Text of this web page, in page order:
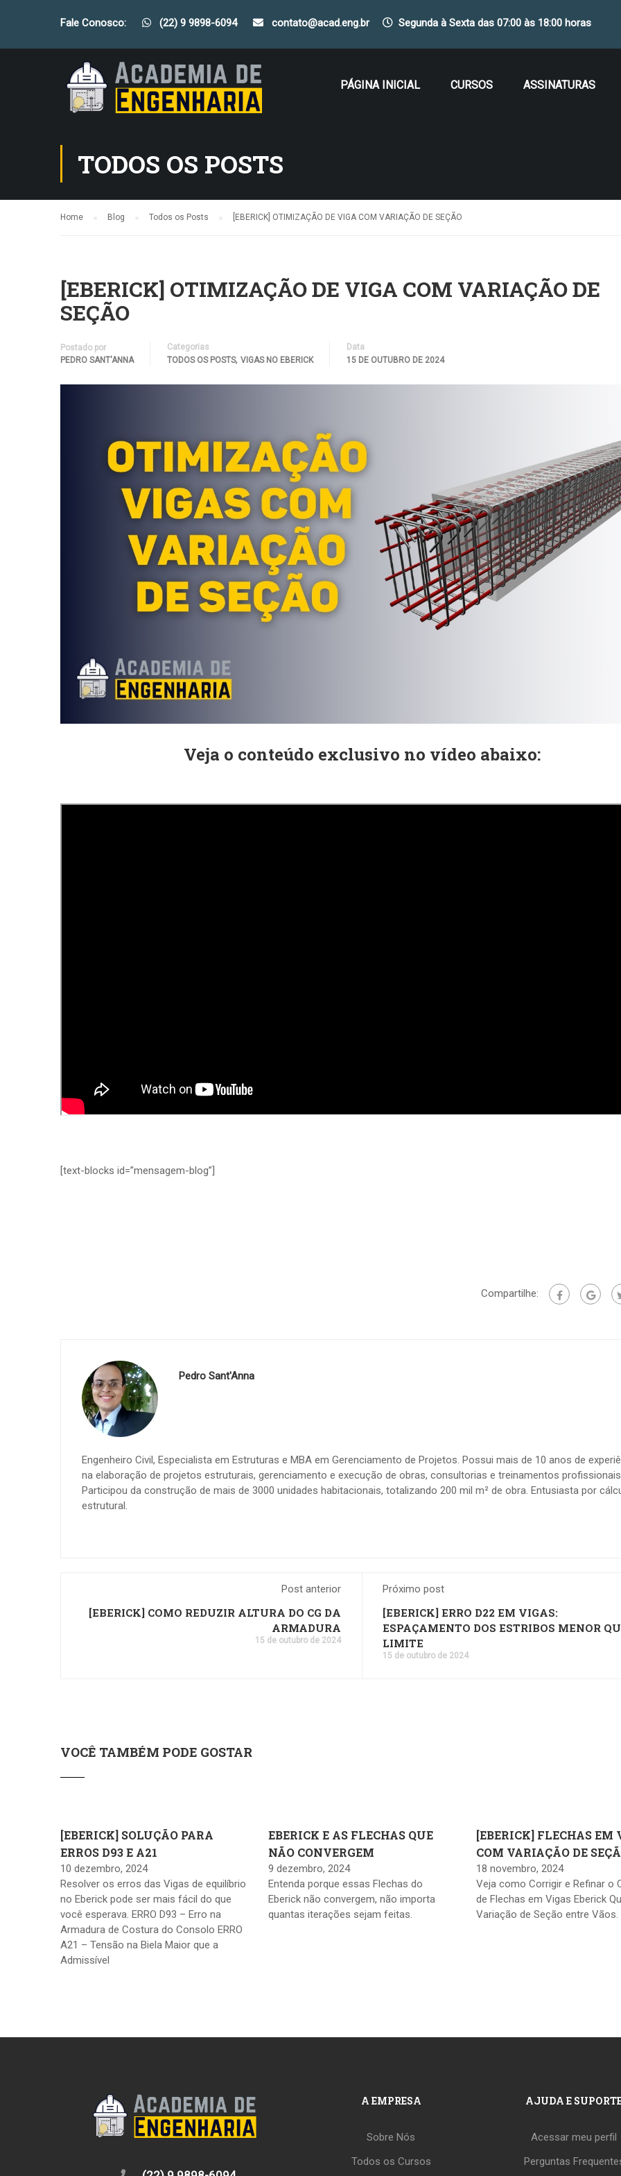
Fale Conosco: (22) 9 9898-6094 contato@acad.eng.br Segunda à Sexta das 07:00 às 18:00 horas
PÁGINA INICIAL CURSOS ASSINATURAS
TODOS OS POSTS
Home Blog Todos os Posts [EBERICK] OTIMIZAÇÃO DE VIGA COM VARIAÇÃO DE SEÇÃO
[EBERICK] OTIMIZAÇÃO DE VIGA COM VARIAÇÃO DE
SEÇÃO
Postado por
PEDRO SANT'ANNA
Categorias
TODOS OS POSTS, VIGAS NO EBERICK
Data
15 DE OUTUBRO DE 2024
Veja o conteúdo exclusivo no vídeo abaixo:
[text-blocks id=”mensagem-blog”]
Compartilhe:
Pedro Sant'Anna
Engenheiro Civil, Especialista em Estruturas e MBA em Gerenciamento de Projetos. Possui mais de 10 anos de
na elaboração de projetos estruturais, gerenciamento e execução de obras, consultorias e treinamentos
Participou da construção de mais de 3000 unidades habitacionais, totalizando 200 mil m² de obra. Entusiasta por
estrutural.
Post anterior
[EBERICK] COMO REDUZIR ALTURA DO CG DA
ARMADURA
15 de outubro de 2024
Próximo post
[EBERICK] ERRO D22 EM VIGAS:
ESPAÇAMENTO DOS ESTRIBOS MENOR
LIMITE
15 de outubro de 2024
VOCÊ TAMBÉM PODE GOSTAR
[EBERICK] SOLUÇÃO PARA
ERROS D93 E A21
10 dezembro, 2024
Resolver os erros das Vigas de equilíbrio
no Eberick pode ser mais fácil do que
você esperava. ERRO D93 – Erro na
Armadura de Costura do Consolo ERRO
A21 – Tensão na Biela Maior que a
Admissível
EBERICK E AS FLECHAS QUE
NÃO CONVERGEM
9 dezembro, 2024
Entenda porque essas Flechas do
Eberick não convergem, não importa
quantas iterações sejam feitas.
[EBERICK] FLECHAS EM
COM VARIAÇÃO DE
18 novembro, 2024
Veja como Corrigir e Refinar o
de Flechas em Vigas Eberick
Variação de Seção entre Vãos.
A EMPRESA
Sobre Nós
Todos os Cursos
AJUDA E
Acessar meu perfil
Perguntas